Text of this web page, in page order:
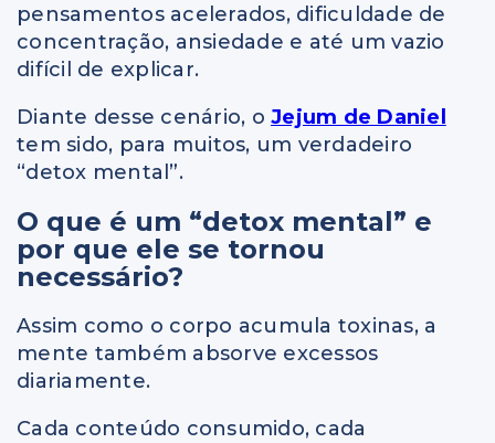
pensamentos acelerados, dificuldade de
concentração, ansiedade e até um vazio
difícil de explicar.
Diante desse cenário, o Jejum de Daniel
tem sido, para muitos, um verdadeiro
“detox mental”.
O que é um “detox mental” e
por que ele se tornou
necessário?
Assim como o corpo acumula toxinas, a
mente também absorve excessos
diariamente.
Cada conteúdo consumido, cada